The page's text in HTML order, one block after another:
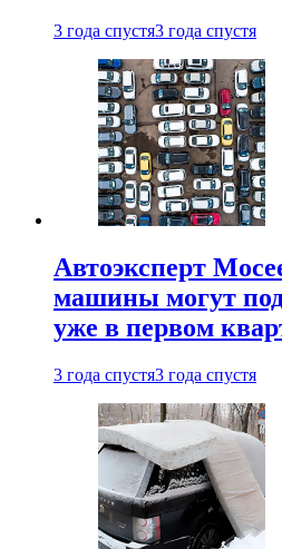
3 года спустя3 года спустя
Автоэксперт
машины могут
уже в первом
3 года спустя3 года спустя